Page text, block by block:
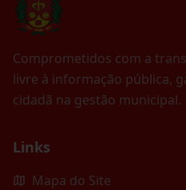
Comprometidos com a
livre à informação pública,
cidadã na gestão municipal.
Links
Mapa do Site